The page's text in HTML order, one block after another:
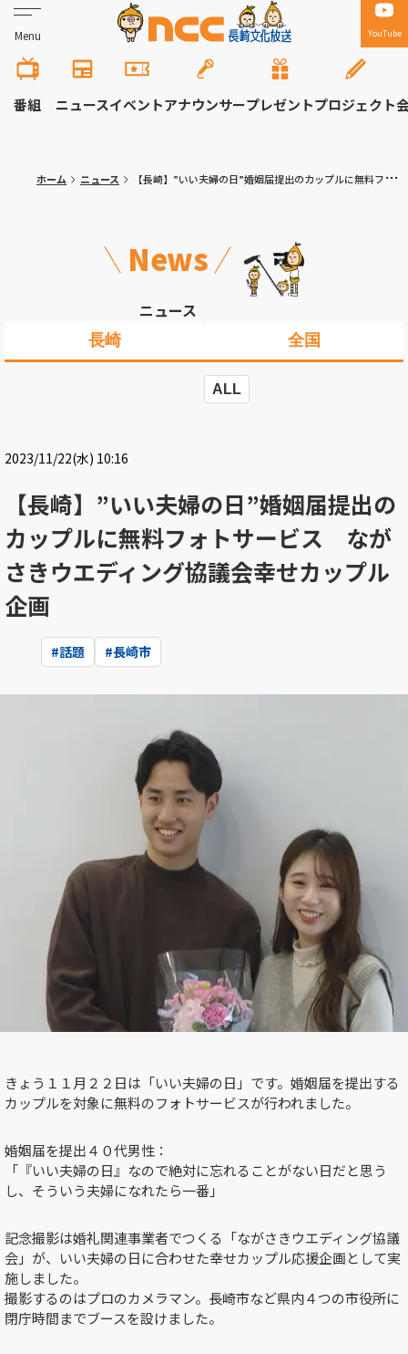
Menu YouTube
番組 ニュースイベントアナウンサープレゼントプロジェクト
ホーム ニュース 【長崎】”いい夫婦の日”婚姻届提出のカップルに無料フォトサービス ながさきウエディング協議会幸せカップル企画
News
ニュース
長崎 全国
ALL
2023/11/22(水) 10:16
【長崎】”いい夫婦の日”婚姻届提出の
カップルに無料フォトサービス なが
さきウエディング協議会幸せカップル
企画
#話題 #長崎市
きょう１１月２２日は「いい夫婦の日」です。婚姻届を提出する
カップルを対象に無料のフォトサービスが行われました。
婚姻届を提出４０代男性：
「『いい夫婦の日』なので絶対に忘れることがない日だと思う
し、そういう夫婦になれたら一番」
記念撮影は婚礼関連事業者でつくる「ながさきウエディング協議
会」が、いい夫婦の日に合わせた幸せカップル応援企画として実
施しました。
撮影するのはプロのカメラマン。長崎市など県内４つの市役所に
閉庁時間までブースを設けました。